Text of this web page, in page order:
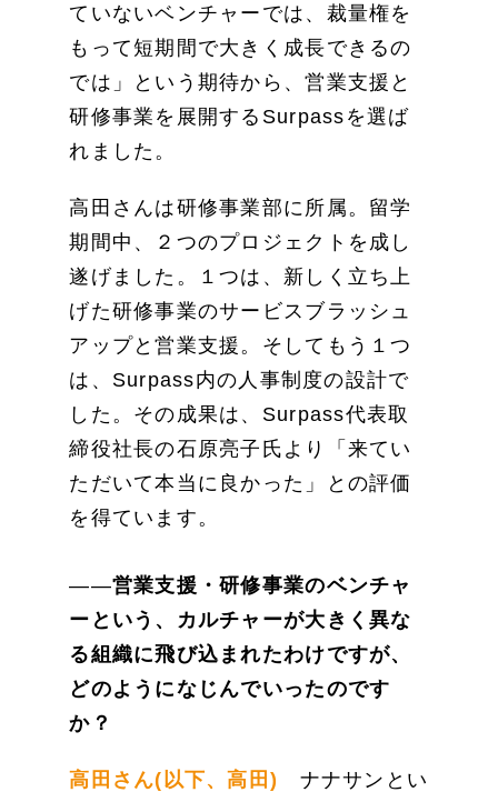
ていないベンチャーでは、裁量権を
もって短期間で大きく成長できるの
では」という期待から、営業支援と
研修事業を展開するSurpassを選ば
れました。
高田さんは研修事業部に所属。留学
期間中、２つのプロジェクトを成し
遂げました。１つは、新しく立ち上
げた研修事業のサービスブラッシュ
アップと営業支援。そしてもう１つ
は、Surpass内の人事制度の設計で
した。その成果は、Surpass代表取
締役社長の石原亮子氏より「来てい
ただいて本当に良かった」との評価
を得ています。
――営業支援・研修事業のベンチャ
ーという、カルチャーが大きく異な
る組織に飛び込まれたわけですが、
どのようになじんでいったのです
か？
高田さん(以下、高田)
ナナサンとい